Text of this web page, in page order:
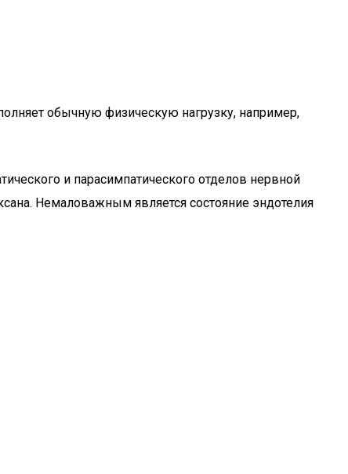
обычную физическую нагрузку, например,
и парасимпатического отделов нервной
Немаловажным является состояние эндотелия